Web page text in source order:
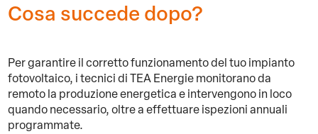
Cosa succede dopo?
Per garantire il corretto funzionamento del tuo impianto
fotovoltaico, i tecnici di TEA Energie monitorano da
remoto la produzione energetica e intervengono in loco
quando necessario, oltre a effettuare ispezioni annuali
programmate.